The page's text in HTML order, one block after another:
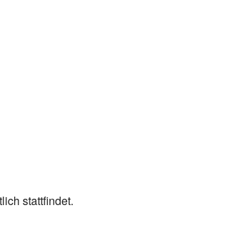
stattfindet.